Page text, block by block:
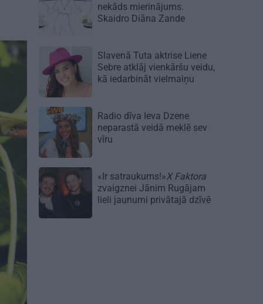
nekāds mierinājums.
Skaidro Diāna Zande
Slavenā Tuta aktrise Liene
Sebre atklāj vienkāršu veidu,
kā iedarbināt vielmaiņu
Radio dīva Ieva Dzene
neparastā veidā meklē sev
vīru
«Ir satraukums!»X Faktora
zvaigznei Jānim Rugājam
lieli jaunumi privātajā dzīvē